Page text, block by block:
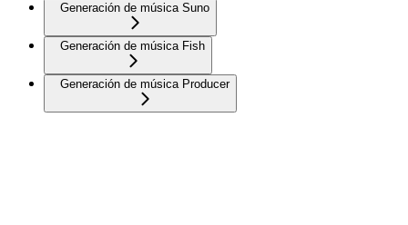
Generación de música Suno
Generación de música Fish
Generación de música Producer